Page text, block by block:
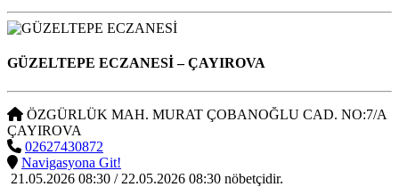
GÜZELTEPE ECZANESİ– ÇAYIROVA
ÖZGÜRLÜK MAH. MURAT ÇOBANOĞLU CAD. NO:7/A
ÇAYIROVA
02627430872
Navigasyona Git!
21.05.2026 08:30 / 22.05.2026 08:30 nöbetçidir.